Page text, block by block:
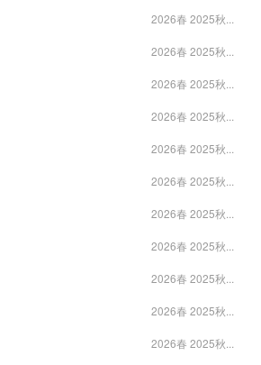
2026春 2025秋...
2026春 2025秋...
2026春 2025秋...
2026春 2025秋...
2026春 2025秋...
2026春 2025秋...
2026春 2025秋...
2026春 2025秋...
2026春 2025秋...
2026春 2025秋...
2026春 2025秋...